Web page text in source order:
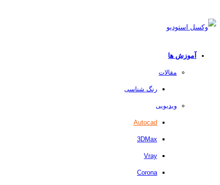
آموزش ها
مقالات
رنگ شناسی
ویدیویی
Autocad
3DMax
Vray
Corona